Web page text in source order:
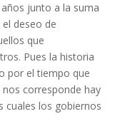
junto a la suma
deseo de
que
Pues la historia
por el tiempo que
corresponde hay
cuales los gobiernos